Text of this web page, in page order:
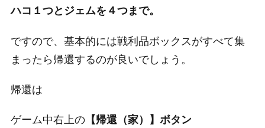
ハコ１つとジェムを４つまで。
ですので、基本的には戦利品ボックスがすべて集
まったら帰還するのが良いでしょう。
帰還は
ゲーム中右上の【帰還（家）】ボタン